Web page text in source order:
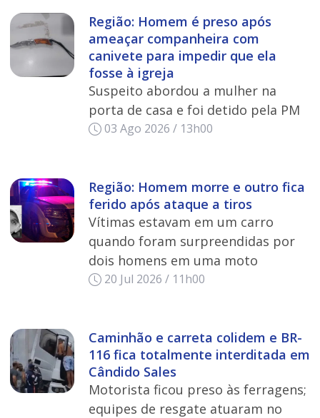
Região: Homem é preso após
ameaçar companheira com
canivete para impedir que ela
fosse à igreja
Suspeito abordou a mulher na
porta de casa e foi detido pela PM
03 Ago 2026 / 13h00
Região: Homem morre e outro fica
ferido após ataque a tiros
Vítimas estavam em um carro
quando foram surpreendidas por
dois homens em uma moto
20 Jul 2026 / 11h00
Caminhão e carreta colidem e BR-
116 fica totalmente interditada em
Cândido Sales
Motorista ficou preso às ferragens;
equipes de resgate atuaram no